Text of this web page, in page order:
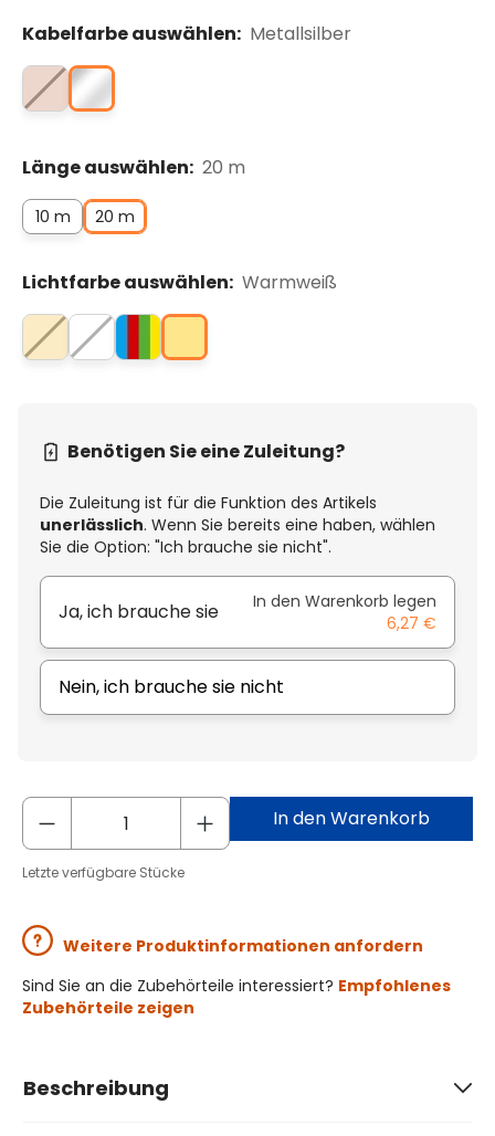
Kabelfarbe auswählen: Metallsilber
Länge auswählen: 20 m
10 m 20 m
Lichtfarbe auswählen: Warmweiß
Benötigen Sie eine Zuleitung?
Die Zuleitung ist für die Funktion des Artikels
unerlässlich. Wenn Sie bereits eine haben, wählen
Sie die Option: "Ich brauche sie nicht".
Ja, ich brauche sie
In den Warenkorb legen
6,27 €
Nein, ich brauche sie nicht
In den Warenkorb
Letzte verfügbare Stücke
Weitere Produktinformationen anfordern
Sind Sie an die Zubehörteile interessiert? Empfohlenes
Zubehörteile zeigen
Beschreibung